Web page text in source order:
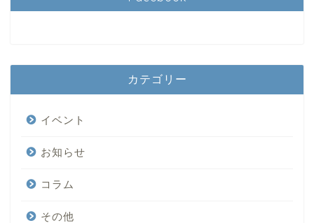
カテゴリー
イベント
お知らせ
コラム
その他